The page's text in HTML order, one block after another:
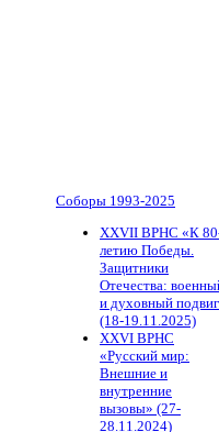
Соборы 1993-2025
ХХVII ВРНС «К
летию Победы.
Защитники
Отечества:
и духовный
(18-19.11.2025)
XXVI ВРНС
«Русский мир:
Внешние и
внутренние
вызовы» (27-
28.11.2024)